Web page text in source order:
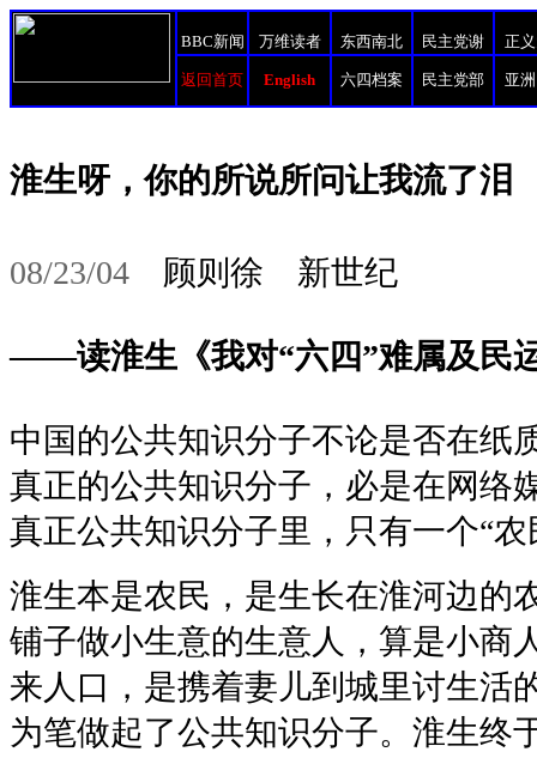
BBC新闻 万维读者 东西南北 民主党谢 正
返回首页 English 六四档案 民主党部 亚
淮生呀，你的所说所问让我流了泪
08/23/04 顾则徐 新世纪
——读淮生《我对“六四”难属及民
中国的公共知识分子不论是否在纸
真正的公共知识分子，必是在网络
真正公共知识分子里，只有一个“
淮生本是农民，是生长在淮河边的
铺子做小生意的生意人，算是小商
来人口，是携着妻儿到城里讨生活
为笔做起了公共知识分子。淮生终